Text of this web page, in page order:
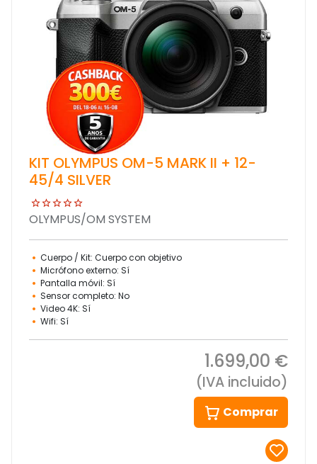
KIT OLYMPUS OM-5 MARK II + 12-
45/4 SILVER
OLYMPUS/OM SYSTEM
Cuerpo / Kit: Cuerpo con objetivo
Micrófono externo: Sí
Pantalla móvil: Sí
Sensor completo: No
Video 4K: Sí
Wifi: Sí
1.699,00 €
(IVA incluido)
Comprar